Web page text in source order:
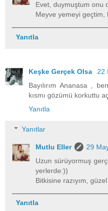
Evet, duymuştum onu
Meyve yemeyi geçtim,
Yanıtla
Keşke Gerçek Olsa
22
Bayılırım Ananasa ,
kısmı gözümü korkuttu
Yanıtla
Yanıtlar
Mutlu Eller
29
Uzun sürüyormuş
yerlerde:))
Bitkisine razıyım,
Yanıtla